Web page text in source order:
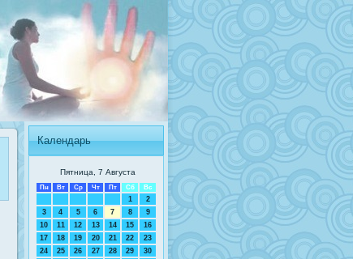
Календарь
Пятница, 7 Августа
Пн Вт Ср Чт Пт Сб Вс
1
2
3
4 5 6 7 8
9
10
11 12 13 14 15
16
17
18 19 20 21 22
23
24
25 26 27 28 29
30